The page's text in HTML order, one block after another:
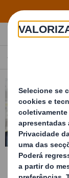
Skip to main